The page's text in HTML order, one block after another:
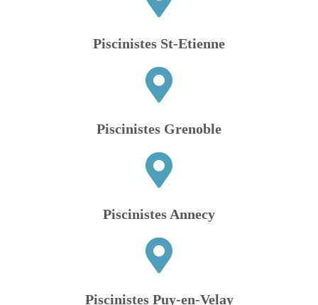
Piscinistes St-Etienne
Piscinistes Grenoble
Piscinistes Annecy
Piscinistes Puy-en-Velay